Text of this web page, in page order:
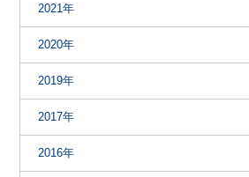
2021年
2020年
2019年
2017年
2016年